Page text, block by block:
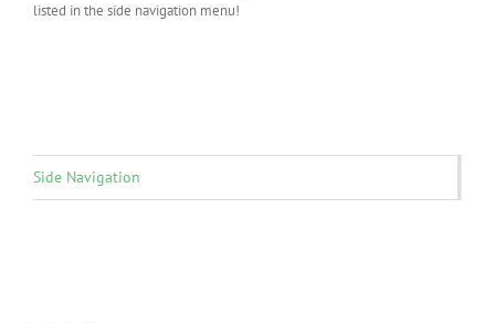
listed in the side navigation menu!
Side Navigation